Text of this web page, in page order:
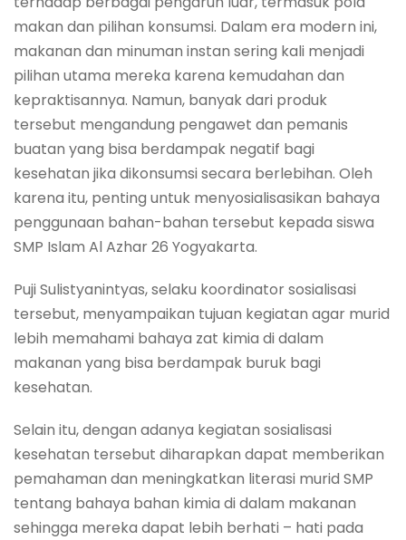
makan dan pilihan konsumsi. Dalam era modern ini,
makanan dan minuman instan sering kali menjadi
pilihan utama mereka karena kemudahan dan
kepraktisannya. Namun, banyak dari produk
tersebut mengandung pengawet dan pemanis
buatan yang bisa berdampak negatif bagi
kesehatan jika dikonsumsi secara berlebihan. Oleh
karena itu, penting untuk menyosialisasikan bahaya
penggunaan bahan-bahan tersebut kepada siswa
SMP Islam Al Azhar 26 Yogyakarta.
Puji Sulistyanintyas, selaku koordinator sosialisasi
tersebut, menyampaikan tujuan kegiatan agar murid
lebih memahami bahaya zat kimia di dalam
makanan yang bisa berdampak buruk bagi
kesehatan.
Selain itu, dengan adanya kegiatan sosialisasi
kesehatan tersebut diharapkan dapat memberikan
pemahaman dan meningkatkan literasi murid SMP
tentang bahaya bahan kimia di dalam makanan
sehingga mereka dapat lebih berhati – hati pada